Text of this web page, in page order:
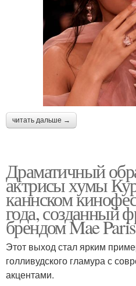
читать дальше →
Драматичный
актрисы хумы
каннском
года, созданный
брендом Mae
Этот выход стал ярким
голливудского гламура с
акцентами.